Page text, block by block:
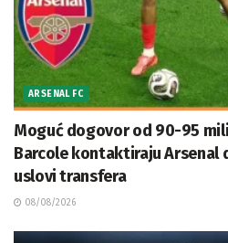
ARSENAL FC
Moguć dogovor od 90-95
Barcole kontaktiraju Arsenal
uslovi transfera
08/08/2026